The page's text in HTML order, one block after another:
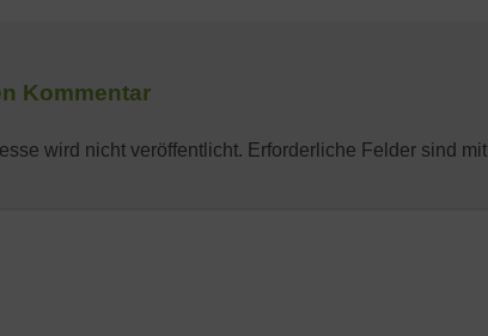
Kommentar
wird nicht veröffentlicht. Erforderliche Felder sind mit